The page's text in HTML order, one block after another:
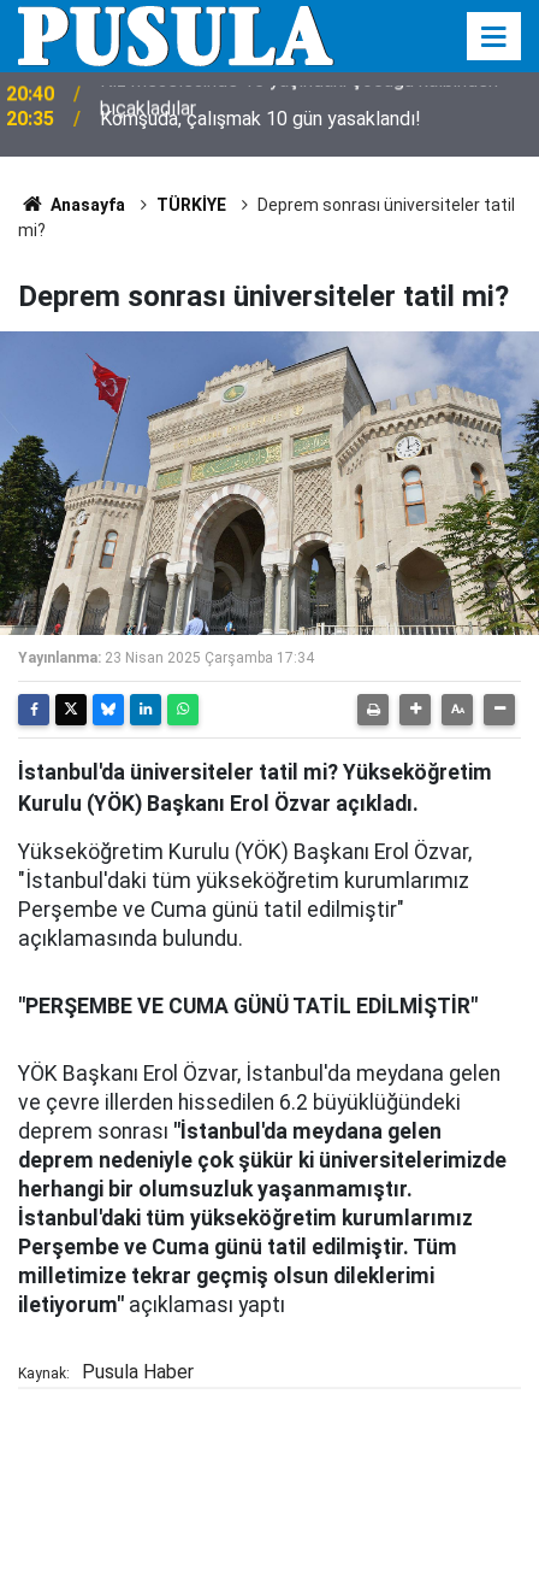
20:35 Komşuda, çalışmak 10 gün yasaklandı!
Anasayfa TÜRKİYE
Deprem sonrası üniversiteler tatil
mi?
Deprem sonrası üniversiteler tatil mi?
Yayınlanma: 23 Nisan 2025 Çarşamba 17:34
İstanbul'da üniversiteler tatil mi? Yükseköğretim
Kurulu (YÖK) Başkanı Erol Özvar açıkladı.
Yükseköğretim Kurulu (YÖK) Başkanı Erol Özvar,
"İstanbul'daki tüm yükseköğretim kurumlarımız
Perşembe ve Cuma günü tatil edilmiştir"
açıklamasında bulundu.
"PERŞEMBE VE CUMA GÜNÜ TATİL EDİLMİŞTİR"
YÖK Başkanı Erol Özvar, İstanbul'da meydana gelen
ve çevre illerden hissedilen 6.2 büyüklüğündeki
deprem sonrası "İstanbul'da meydana gelen
deprem nedeniyle çok şükür ki üniversitelerimizde
herhangi bir olumsuzluk yaşanmamıştır.
İstanbul'daki tüm yükseköğretim kurumlarımız
Perşembe ve Cuma günü tatil edilmiştir. Tüm
milletimize tekrar geçmiş olsun dileklerimi
iletiyorum" açıklaması yaptı
Kaynak: Pusula Haber